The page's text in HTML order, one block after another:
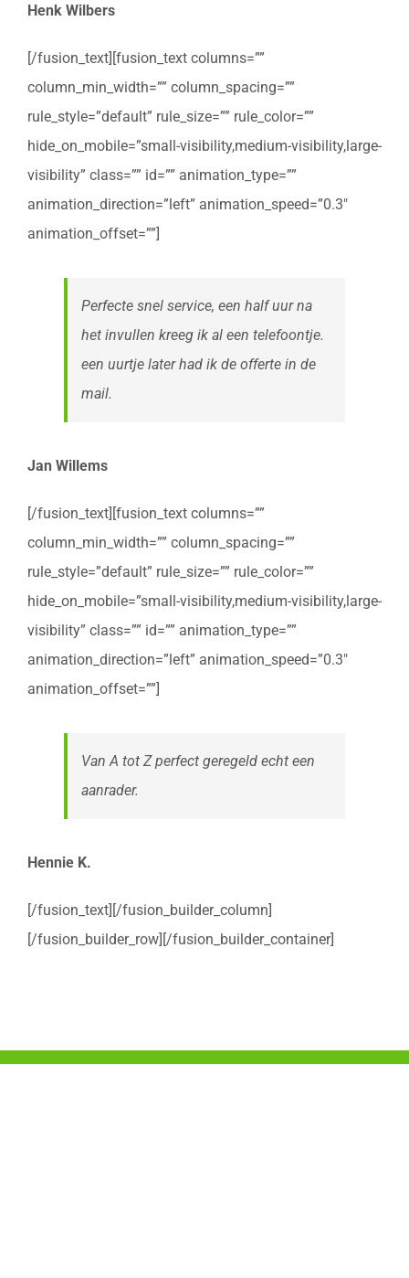
Henk Wilbers
[/fusion_text][fusion_text columns=””
column_min_width=”” column_spacing=””
rule_style=”default” rule_size=”” rule_color=””
hide_on_mobile=”small-visibility,medium-visibility,large-
visibility” class=”” id=”” animation_type=””
animation_direction=”left” animation_speed=”0.3″
animation_offset=””]
Perfecte snel service, een half uur na
het invullen kreeg ik al een telefoontje.
een uurtje later had ik de offerte in de
mail.
Jan Willems
[/fusion_text][fusion_text columns=””
column_min_width=”” column_spacing=””
rule_style=”default” rule_size=”” rule_color=””
hide_on_mobile=”small-visibility,medium-visibility,large-
visibility” class=”” id=”” animation_type=””
animation_direction=”left” animation_speed=”0.3″
animation_offset=””]
Van A tot Z perfect geregeld echt een
aanrader.
Hennie K.
[/fusion_text][/fusion_builder_column]
[/fusion_builder_row][/fusion_builder_container]